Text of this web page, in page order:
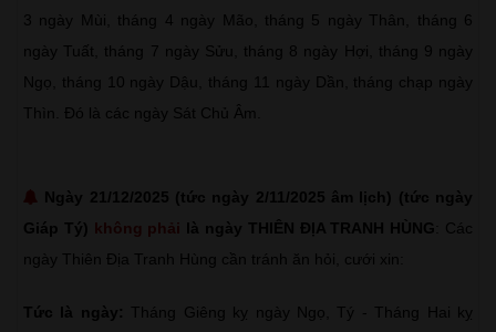
3 ngày Mùi, tháng 4 ngày Mão, tháng 5 ngày Thân, tháng 6
ngày Tuất, tháng 7 ngày Sửu, tháng 8 ngày Hợi, tháng 9 ngày
Ngọ, tháng 10 ngày Dậu, tháng 11 ngày Dần, tháng chạp ngày
Thìn. Đó là các ngày Sát Chủ Âm.
Ngày 21/12/2025 (tức ngày 2/11/2025 âm lịch) (tức ngày
Giáp Tý) không phải là ngày THIÊN ĐỊA TRANH HÙNG : Các
ngày Thiên Địa Tranh Hùng cần tránh ăn hỏi, cưới xin:
Tức là ngày: Tháng Giêng kỵ ngày Ngọ, Tý - Tháng Hai kỵ